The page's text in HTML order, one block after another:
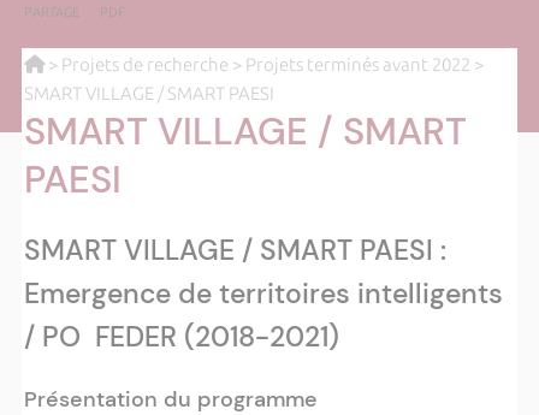
PARTAGE PDF
> Projets de recherche > Projets terminés avant 2022 >
SMART VILLAGE / SMART PAESI
SMART VILLAGE / SMART
PAESI
SMART VILLAGE / SMART PAESI :
Emergence de territoires intelligents
/ PO FEDER (2018-2021)
Présentation du programme